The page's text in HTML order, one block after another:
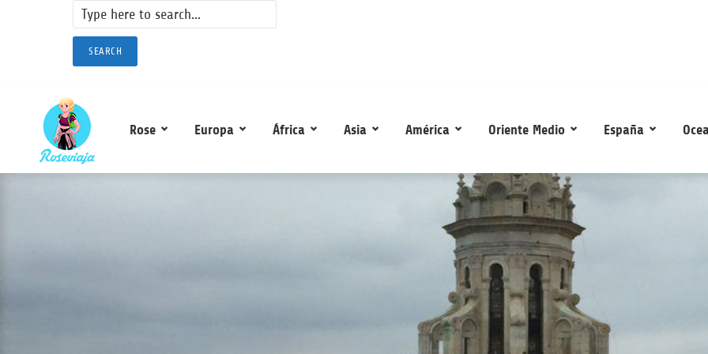
SEARCH
Rose Europa África Asia América Oriente Medio España